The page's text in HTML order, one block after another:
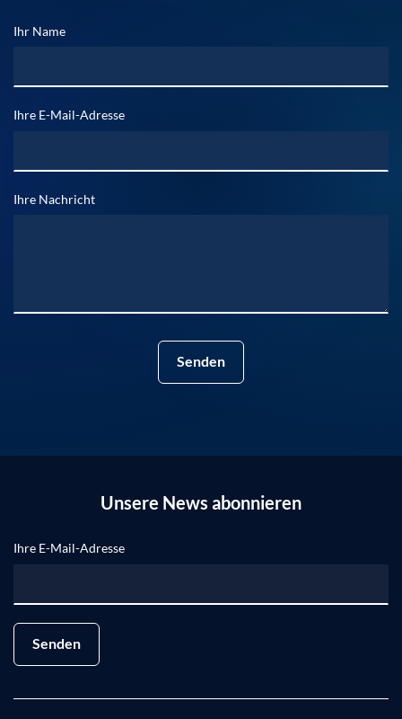
Ihr Name
Ihre E-Mail-Adresse
Ihre Nachricht
Senden
Unsere News abonnieren
Ihre E-Mail-Adresse
Senden